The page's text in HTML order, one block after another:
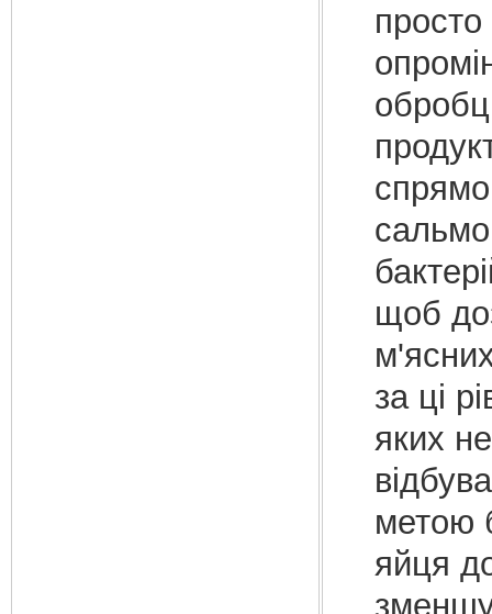
просто
щоб
за ці
яких
метою
яйця